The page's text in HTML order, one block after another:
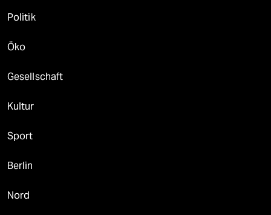
Politik
Öko
Gesellschaft
Kultur
Sport
Berlin
Nord